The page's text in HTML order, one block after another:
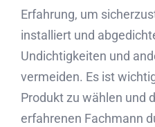
Erfahrung, um
installiert und
Undichtigkeiten und
vermeiden. Es ist
Produkt zu wählen und
erfahrenen Fachmann